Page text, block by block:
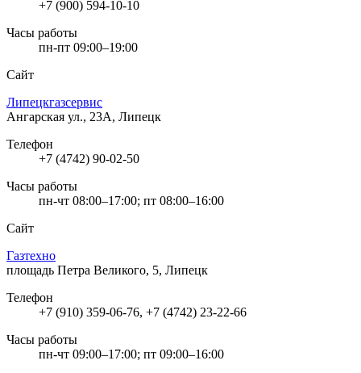
+7 (900) 594-10-10
Часы работы
пн-пт 09:00–19:00
Сайт
Липецкгазсервис
Ангарская ул., 23А, Липецк
Телефон
+7 (4742) 90-02-50
Часы работы
пн-чт 08:00–17:00; пт 08:00–16:00
Сайт
Газтехно
площадь Петра Великого, 5, Липецк
Телефон
+7 (910) 359-06-76, +7 (4742) 23-22-66
Часы работы
пн-чт 09:00–17:00; пт 09:00–16:00